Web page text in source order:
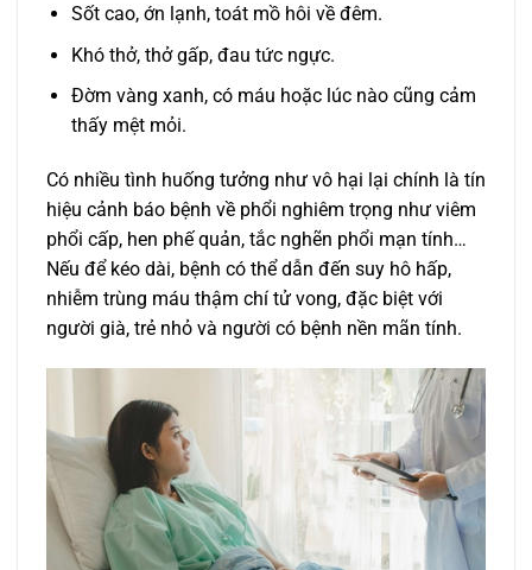
Sốt cao, ớn lạnh, toát mồ hôi về đêm.
Khó thở, thở gấp, đau tức ngực.
Đờm vàng xanh, có máu hoặc lúc nào cũng cảm
thấy mệt mỏi.
Có nhiều tình huống tưởng như vô hại lại chính là tín
hiệu cảnh báo bệnh về phổi nghiêm trọng như viêm
phổi cấp, hen phế quản, tắc nghẽn phổi mạn tính…
Nếu để kéo dài, bệnh có thể dẫn đến suy hô hấp,
nhiễm trùng máu thậm chí tử vong, đặc biệt với
người già, trẻ nhỏ và người có bệnh nền mãn tính.